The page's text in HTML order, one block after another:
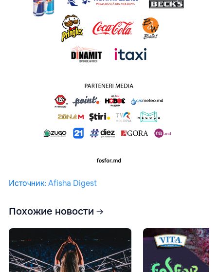
Источник: Afisha Digest
Похожие новости